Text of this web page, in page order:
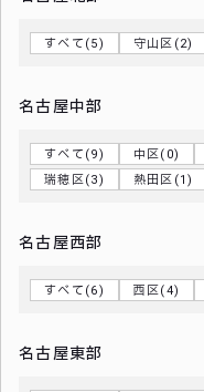
すべて(5) 守山区(2)
名古屋中部
すべて(9) 中区(0)
瑞穂区(3)
熱田区(1)
名古屋西部
すべて(6) 西区(4)
名古屋東部